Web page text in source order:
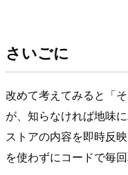
さいごに
改めて考えてみると「
が、知らなければ地味
ストアの内容を即時反
を使わずにコードで毎